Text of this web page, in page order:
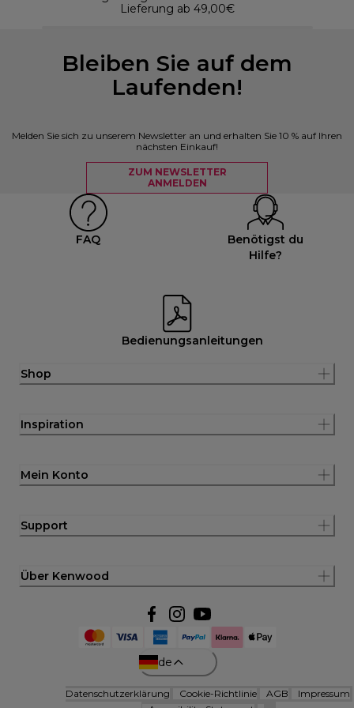
Lieferung ab 49,00€
Bleiben Sie auf dem
Laufenden!
Melden Sie sich zu unserem Newsletter an und erhalten Sie 10 % auf Ihren
nächsten Einkauf!
ZUM NEWSLETTER
ANMELDEN
FAQ
Benötigst du
Hilfe?
Bedienungsanleitungen
Shop
Inspiration
Mein Konto
Support
Über Kenwood
de
Datenschutzerklärung Cookie-Richtlinie AGB
Impressum